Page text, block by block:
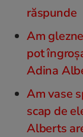
răspunde
Am
pot
Adina
Am vase
scap de
Alberts